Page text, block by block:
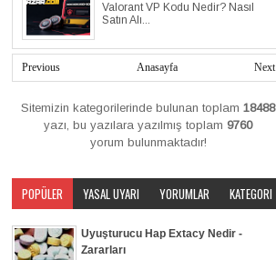
Valorant VP Kodu Nedir? Nasıl
Satın Alı...
Previous Next
Anasayfa
Sitemizin kategorilerinde bulunan toplam 18488
yazı, bu yazılara yazılmış toplam 9760
yorum bulunmaktadır!
POPÜLER YASAL UYARI YORUMLAR KATEGORI
Uyuşturucu Hap Extacy Nedir -
Zararları